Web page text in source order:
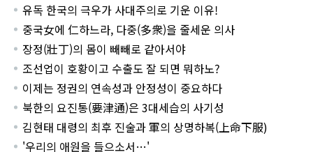
유독 한국의 극우가 사대주의로 기운 이유!
중국女에 仁하느라, 다중(多衆)을 줄세운 의사
장정(壯丁)의 몸이 빼빼로 같아서야
조선업이 호황이고 수출도 잘 되면 뭐하노?
이제는 정권의 연속성과 안정성이 중요하다
북한의 요진통(要津通)은 3대세습의 사기성
김현태 대령의 최후 진술과 軍의 상명하복(上命下服)
'우리의 애원을 들으소서…'